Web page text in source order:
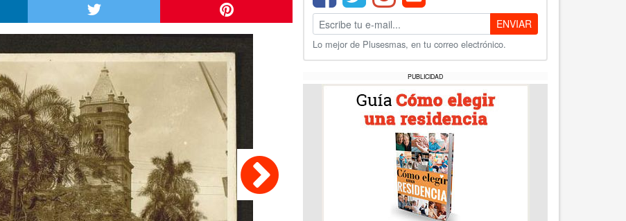
ENVIAR
Lo mejor de Plusesmas, en tu correo electrónico.
PUBLICIDAD